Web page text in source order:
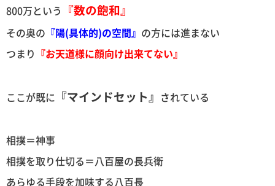
800万という 『数の飽和』
その奥の 『陽(具体的)の空間』 の方には進まない
つまり 『お天道様に顔向け出来てない』
ここが既に 『マインドセット』 されている
相撲＝神事
相撲を取り仕切る＝八百屋の長兵衛
あらゆる手段を加味する八百長